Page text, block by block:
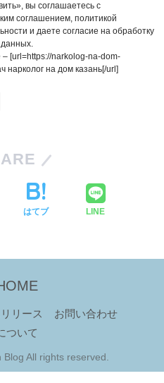
вы соглашаетесь с
соглашением, политикой
и даете согласие на обработку
[url=https://narkolog-na-dom-
нарколог на дом казань[/url]
はてブ LINE
リース
お問い合わせ
ついて
All rights reserved.